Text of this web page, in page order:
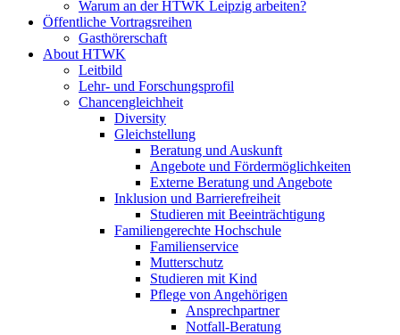
Warum an der HTWK Leipzig arbeiten?
Öffentliche Vortragsreihen
Gasthörerschaft
About HTWK
Leitbild
Lehr- und Forschungsprofil
Chancengleichheit
Diversity
Gleichstellung
Beratung und Auskunft
Angebote und Fördermöglichkeiten
Externe Beratung und Angebote
Inklusion und Barrierefreiheit
Studieren mit Beeinträchtigung
Familiengerechte Hochschule
Familienservice
Mutterschutz
Studieren mit Kind
Pflege von Angehörigen
Ansprechpartner
Notfall-Beratung